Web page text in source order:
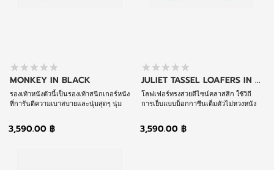
MONKEY IN BLACK
รองเท้าหนังตัวนี้เป็นรองเท้าสนีกเกอร์หนัง
ที่การันตีความเบาสบายและนุ่มสุดๆ นุ่ม
ทนทานสูงแต่น้ำหนักสุดเบาหวิว หนุ่มๆที่มี
อาการเจ็บหมอนรองกระดูกเท้าช้ำก็จะ
3,590.00 ฿
JULIET TASSEL LOAFERS IN ...
โลฟเฟอร์ทรงสวยดีไซน์คลาสสิก ใช้วิถี
การเย็บแบบม็อกกาซีนเต็มตัวไม่หวงหนัง
3,590.00 ฿